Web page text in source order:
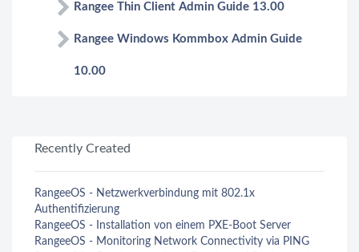
Rangee Thin Client Admin Guide 13.00
Rangee Windows Kommbox Admin Guide
10.00
Recently Created
RangeeOS - Netzwerkverbindung mit 802.1x
Authentifizierung
RangeeOS - Installation von einem PXE-Boot Server
RangeeOS - Monitoring Network Connectivity via PING